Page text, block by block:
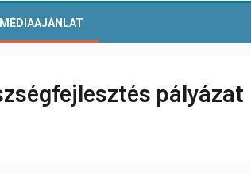
MÉDIAAJÁNLAT
pályázat